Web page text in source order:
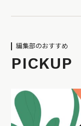
編集部のおすすめ
PICKUP